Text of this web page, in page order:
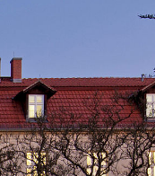
international